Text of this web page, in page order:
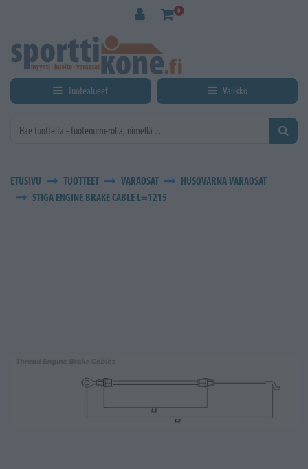
0
Tuotealueet Valikko
ETUSIVU TUOTTEET VARAOSAT
HUSQVARNA VARAOSAT
STIGA ENGINE BRAKE CABLE L=1215